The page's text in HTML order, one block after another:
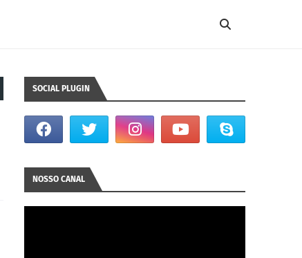
SOCIAL PLUGIN
NOSSO CANAL